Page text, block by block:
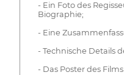
- Ein Foto des
Biographie;
- Eine
- Technische Details
- Das Poster des